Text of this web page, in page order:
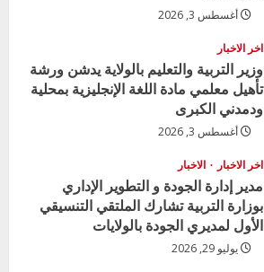
أغسطس 3, 2026
اخر الاخبار
وزير التربية والتعليم بالولاية يدشن ورشة
تأهيل معلمي مادة اللغة الإنجليزية بمحلية
ودمدني الكبرى
أغسطس 3, 2026
اخر الاخبار الاخبار
مدير إدارة الجودة و التطوير الإداري
بوزارة التربية تشارك الملتقي التنسيقي
الأول لمديري الجودة بالولايات
يوليو 29, 2026